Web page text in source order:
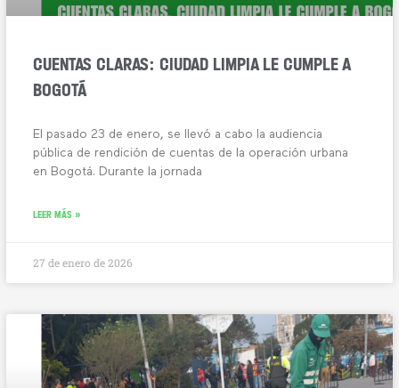
CUENTAS CLARAS: CIUDAD LIMPIA LE CUMPLE A
BOGOTÁ
El pasado 23 de enero, se llevó a cabo la audiencia
pública de rendición de cuentas de la operación urbana
en Bogotá. Durante la jornada
LEER MÁS »
27 de enero de 2026